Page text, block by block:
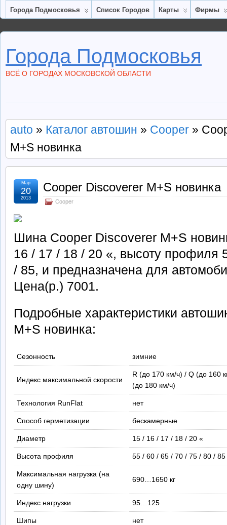
Города Подмосковья Список Городов Карты Фирмы
Города Подмосковья
ВСЁ О ГОРОДАХ МОСКОВСКОЙ ОБЛАСТИ
auto » Каталог автошин » Cooper »
M+S новинка
Cooper Discoverer M+S новинка
Cooper
Мар
20
2013
Шина Cooper Discoverer M+S
16 / 17 / 18 / 20 «, высоту профиля
/ 85, и предназначена для
Цена(р.) 7001.
Подробные характеристики
M+S новинка:
Сезонность зимние
Индекс максимальной скорости
R (до 170 км/ч) / Q (до 160
(до 180 км/ч)
Технология RunFlat нет
Способ герметизации бескамерные
Диаметр 15 / 16 / 17 / 18 / 20 «
Высота профиля 55 / 60 / 65 / 70 / 75 / 80 / 85
Максимальная нагрузка (на
одну шину)
690…1650 кг
Индекс нагрузки 95…125
Шипы нет